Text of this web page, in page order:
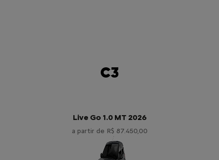
C3
Live Go 1.0 MT 2026
a partir de R$ 87.450,00